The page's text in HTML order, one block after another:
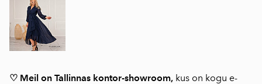
♡ Meil on Tallinnas kontor-showroom, kus on kogu e-